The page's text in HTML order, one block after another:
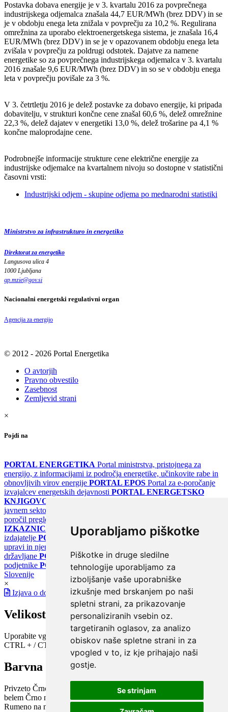
Uporabljamo piškotke
Piškotke in druge sledilne
tehnologije uporabljamo za
izboljšanje vaše uporabniške
izkušnje med brskanjem po naši
spletni strani, za prikazovanje
personaliziranih vsebin oz.
targetiranih oglasov, za analizo
obiskov naše spletne strani in za
vpogled v to, iz kje prihajajo naši
gostje.
Se strinjam
Postavka dobava energije je v 3. kvartalu 2016 za povprečnega
industrijskega odjemalca znašala 44,7 EUR/MWh (brez DDV) in se
je v obdobju enega leta znižala v povprečju za 10,2 %. Regulirana
omrežnina za uporabo elektroenergetskega sistema, je znašala 16,4
EUR/MWh (brez DDV) in se je v opazovanem obdobju enega leta
zvišala v povprečju za poldrugi odstotek. Dajatve za namene
energetike so za povprečnega industrijskega odjemalca v 3. kvartalu
2016 znašale 9,6 EUR/MWh (brez DDV) in so se v obdobju enega
leta v povprečju povišale za 3 %.
V 3. četrtletju 2016 je delež postavke za dobavo energije, ki pripada
dobavitelju, v strukturi končne cene znašal 60,6 %, delež omrežnine
22,3 %, delež dajatev v energetiki 13,0 %, delež trošarine pa 4,1 %
končne maloprodajne cene.
Podrobnejše informacije strukture cene električne energije za
industrijske odjemalce na kvartalnem nivoju so dostopne v statistični
časovni vrsti:
Industrijski odjem - skupine odjema po mednarodni statistiki
Ministrstvo za infrastrukturo in energetiko
Direktorat za energetiko
Langusova ulica 4
1000 Ljubljana
gp.mzie@gov.si
Nacionalni energetski regulativni organ
Agencija za energijo
© 2012 - 2026 Portal Energetika
O avtorjih
Pravno obvestilo
Zasebnost
Zemljevid strani
×
Pojdi na
PORTAL ENERGETIKA Portal ministrstva, pristojnega za
energijo, z informacijami iz področja energetike, učinkovite rabe in
obnovljivih virov energije PORTAL EPOS Portal za e-poročanje
izvajalcev energetskih dejavnosti PORTAL ENERGETSKO
KNJIGOVODSTVO
javnem sektorju
poročil pregledov klimatskih sistemov
IZKAZNICE
Register energetskih izkaznic - za izdelovalce in
izdajatelje PORTAL GOV.SI Osrednje spletno mesto o državni
upravi in njenih storitvah
državljane PORTAL SPOT Državni portal za podjetja in
podjetnike PORTAL OPSI Državni portal odprtih podatkov
Slovenije
×
Izjava o dostopnosti
Velikost pisave
Uporabite vgrajeno funkcijo brskalnika
CTRL + / CTRL -
Barvna shema
Privzeto Črno na belem Belo na črnem Črno na bež
belem Črno na zelenem
Modro na rumenem
Rumeno na modrem
Turkizno na črnem Črno na vijoličnem